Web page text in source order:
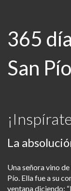
365
San
La
Una señora vino
Pío. Ella fue a su
ventana diciendo: